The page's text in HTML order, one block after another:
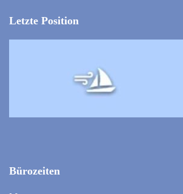
Letzte Position
Bürozeiten